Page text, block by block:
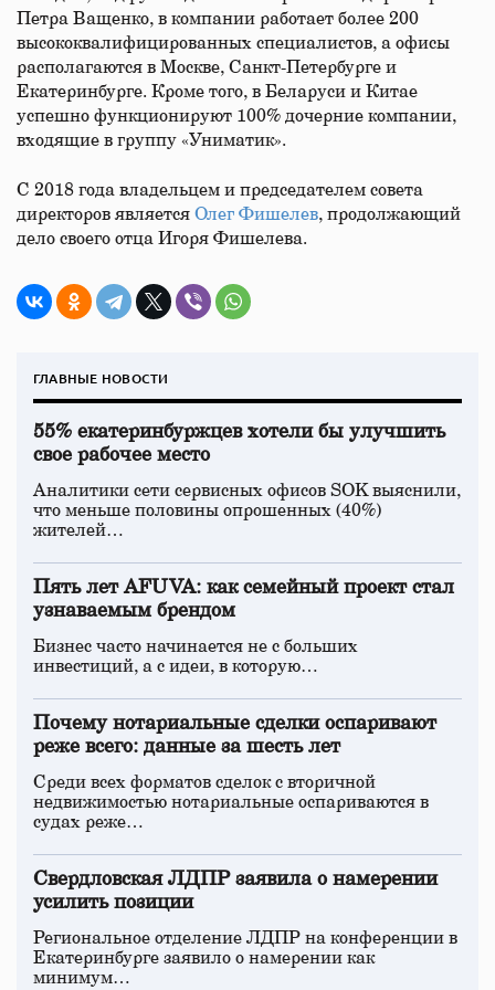
Петра Ващенко, в компании работает более 200
высококвалифицированных специалистов, а офисы
располагаются в Москве, Санкт-Петербурге и
Екатеринбурге. Кроме того, в Беларуси и Китае
успешно функционируют 100% дочерние компании,
входящие в группу «Униматик».
С 2018 года владельцем и председателем совета
директоров является Олег Фишелев, продолжающий
дело своего отца Игоря Фишелева.
ГЛАВНЫЕ НОВОСТИ
55% екатеринбуржцев хотели бы улучшить
свое рабочее место
Аналитики сети сервисных офисов SOK выяснили,
что меньше половины опрошенных (40%)
жителей…
Пять лет AFUVA: как семейный проект стал
узнаваемым брендом
Бизнес часто начинается не с больших
инвестиций, а с идеи, в которую…
Почему нотариальные сделки оспаривают
реже всего: данные за шесть лет
Среди всех форматов сделок с вторичной
недвижимостью нотариальные оспариваются в
судах реже…
Свердловская ЛДПР заявила о намерении
усилить позиции
Региональное отделение ЛДПР на конференции в
Екатеринбурге заявило о намерении как
минимум…